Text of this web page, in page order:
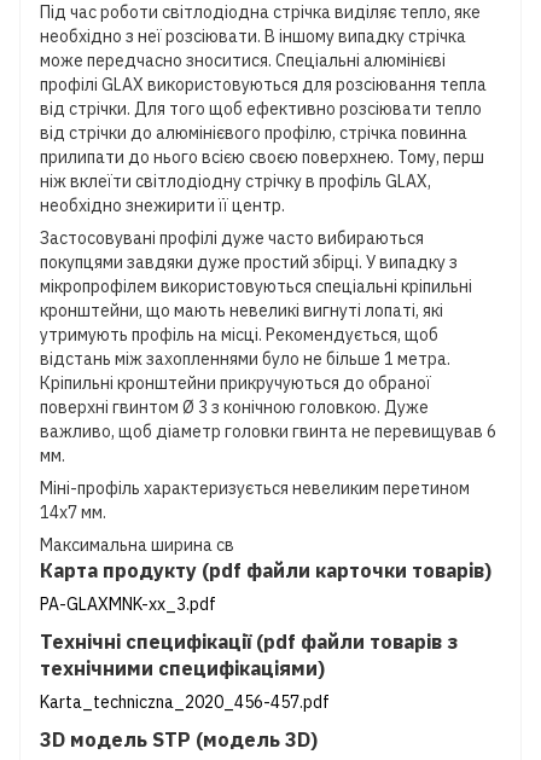
Під час роботи світлодіодна стрічка виділяє тепло, яке
необхідно з неї розсіювати. В іншому випадку стрічка
може передчасно зноситися. Спеціальні алюмінієві
профілі GLAX використовуються для розсіювання тепла
від стрічки. Для того щоб ефективно розсіювати тепло
від стрічки до алюмінієвого профілю, стрічка повинна
прилипати до нього всією своєю поверхнею. Тому, перш
ніж вклеїти світлодіодну стрічку в профіль GLAX,
необхідно знежирити її центр.
Застосовувані профілі дуже часто вибираються
покупцями завдяки дуже простий збірці. У випадку з
мікропрофілем використовуються спеціальні кріпильні
кронштейни, що мають невеликі вигнуті лопаті, які
утримують профіль на місці. Рекомендується, щоб
відстань між захопленнями було не більше 1 метра.
Кріпильні кронштейни прикручуються до обраної
поверхні гвинтом Ø 3 з конічною головкою. Дуже
важливо, щоб діаметр головки гвинта не перевищував 6
мм.
Міні-профіль характеризується невеликим перетином
14х7 мм.
Максимальна ширина св
Карта продукту (pdf файли карточки товарів)
PA-GLAXMNK-xx_3.pdf
Технічні специфікації (pdf файли товарів з
технічними специфікаціями)
Karta_techniczna_2020_456-457.pdf
3D модель STP (модель 3D)